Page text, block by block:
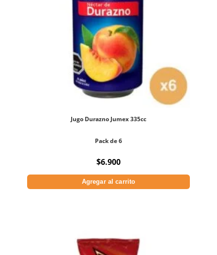
Jugo Durazno Jumex 335cc
Pack de 6
$6.900
Agregar al carrito